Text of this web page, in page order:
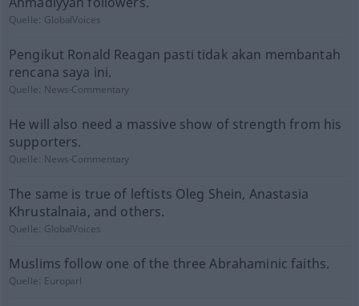
Quelle: GlobalVoices
Pengikut Ronald Reagan pasti tidak akan membantah
rencana saya ini.
Quelle: News-Commentary
He will also need a massive show of strength from his
supporters.
Quelle: News-Commentary
The same is true of leftists Oleg Shein, Anastasia
Khrustalnaia, and others.
Quelle: GlobalVoices
Muslims follow one of the three Abrahaminic faiths.
Quelle: Europarl